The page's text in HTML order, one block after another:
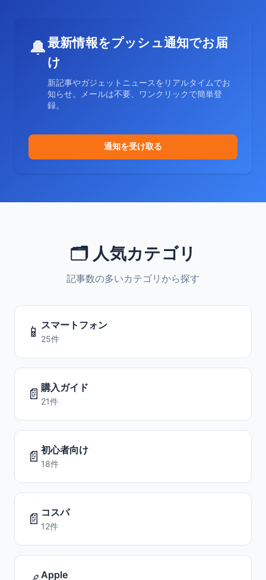
🔔最新情報をプッシュ通知でお届
け
新記事やガジェットニュースをリアルタイムでお
知らせ。メールは不要、ワンクリックで簡単登
録。
通知を受け取る
🗂️ 人気カテゴリ
記事数の多いカテゴリから探す
📱 スマートフォン
25件
📄 購入ガイド
21件
📄 初心者向け
18件
📄 コスパ
12件
Apple